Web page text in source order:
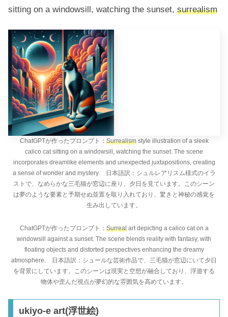
sitting on a windowsill, watching the sunset, surrealism
ChatGPTが作ったプロンプト： Surrealismstyle illustration of a sleek
calico cat sitting on a windowsill, watching the sunset. The scene
incorporates dreamlike elements and unexpected juxtapositions, creating
a sense of wonder and mystery. 日本語訳：シュルレアリスム様式のイラ
ストで、なめらかな三毛猫が窓辺に座り、夕日を見ています。このシーン
は夢のような要素と予期せぬ並置を取り入れており、驚きと神秘の感覚を
生み出しています。
ChatGPTが作ったプロンプト： Surrealart depicting a calico cat on a
windowsill against a sunset. The scene blends reality with fantasy, with
floating objects and distorted perspectives enhancing the dreamy
atmosphere. 日本語訳：シュールな芸術作品で、三毛猫が窓辺にいて夕日
を背景にしています。このシーンは現実と空想が融合しており、浮遊する
物体や歪んだ視点が夢幻的な雰囲気を高めています。
ukiyo-e art(浮世絵)